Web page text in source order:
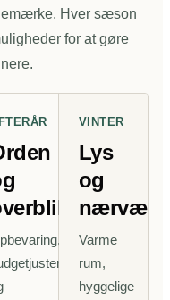
Hver sæson
for at gøre
VINTER
Lys
og
nærvær
Varme
rum,
hyggelige